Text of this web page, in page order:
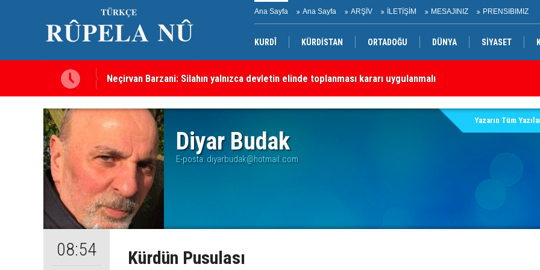
Ana Sayfa Ana Sayfa ARŞİV İLETİŞİM MESAJINIZ PRENSIBIMIZ
KURDÎ KÜRDİSTAN ORTADOĞU DÜNYA SİYASET
Neçirvan Barzani: Silahın yalnızca devletin elinde toplanması kararı uygulanmalı
Diyar Budak
E-posta: diyarbudak@hotmail.com
Yazarın Tüm
08:54 Kürdün Pusulası